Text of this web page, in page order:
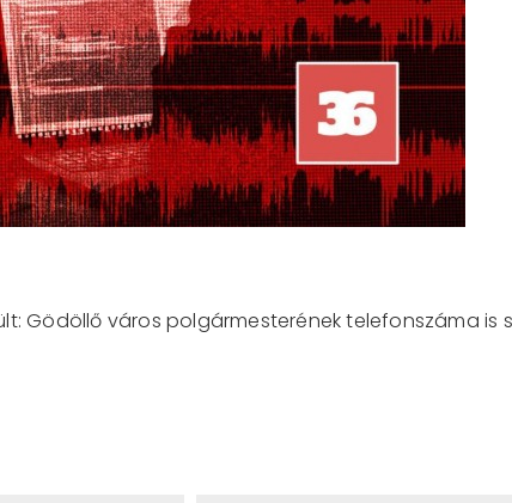
Gödöllő város polgármesterének telefonszáma is